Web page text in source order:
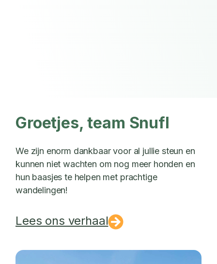
Groetjes, team Snufl
We zijn enorm dankbaar voor al jullie steun en
kunnen niet wachten om nog meer honden en
hun baasjes te helpen met prachtige
wandelingen!
Lees ons verhaal